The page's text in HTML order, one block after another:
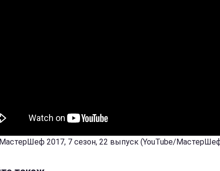
2017, 7 сезон, 22 выпуск (YouTube/